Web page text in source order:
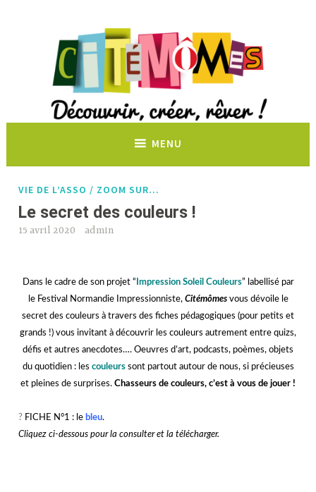
Découvrir, créer, rêver !
MENU
VIE DE L’ASSO / ZOOM SUR…
Le secret des couleurs !
15 avril 2020 admin
Dans le cadre de son projet “ Impression Soleil Couleurs” labellisé par
le Festival Normandie Impressionniste, Citémômesvous dévoile le
secret des couleurs à travers des fiches pédagogiques (pour petits et
grands !) vous invitant à découvrir les couleurs autrement entre quizs,
défis et autres anecdotes…. Oeuvres d’art, podcasts, poèmes, objets
du quotidien : les couleurssont partout autour de nous, si précieuses
et pleines de surprises. Chasseurs de couleurs, c’est à vous de jouer !
? FICHE N°1 : le bleu.
Cliquez ci-dessous pour la consulter et la télécharger.